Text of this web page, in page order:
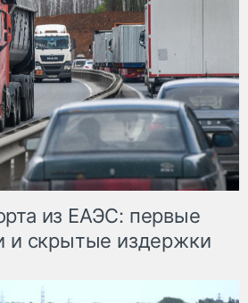
из ЕАЭС: первые
и скрытые издержки